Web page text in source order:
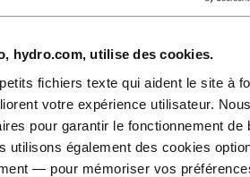
hydro.com, utilise des cookies.
fichiers texte qui aident le site à
votre expérience utilisateur.
pour garantir le fonctionnement de
utilisons également des cookies
— pour mémoriser vos